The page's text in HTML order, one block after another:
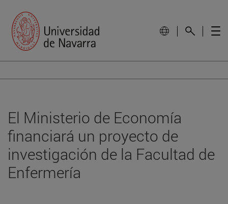
El Ministerio de Economía
financiará un proyecto de
investigación de la Facultad de
Enfermería